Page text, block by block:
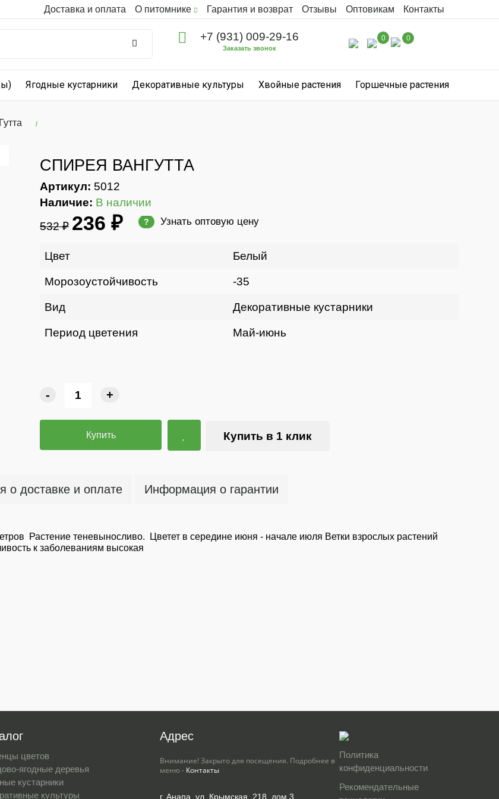
Доставка и оплата О питомнике Гарантия и возврат Отзывы Оптовикам Контакты
+7 (931) 009-29-16
Заказать звонок
0 0
Ягодные кустарники Декоративные культуры Хвойные растения Горшечные растения
СПИРЕЯ ВАНГУТТА
Артикул: 5012
Наличие: В наличии
532 ₽ 236 ₽ ? Узнать оптовую цену
Цвет Белый
Морозоустойчивость -35
Вид Декоративные кустарники
Период цветения Май-июнь
- +
Купить Купить в 1 клик
о доставке и оплате Информация о гарантии
Растение теневыносливо. Цветет в середине июня - начале июля Ветки взрослых растений
к заболеваниям высокая
цветов
ягодные деревья
кустарники
культуры
Адрес
Внимание! Закрыто для посещения. Подробнее в
меню - Контакты
г. Анапа, ул. Крымская, 218, дом 3
Политика
конфиденциальности
Рекомендательные